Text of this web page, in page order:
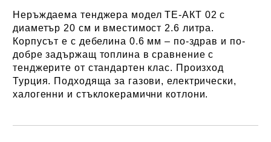
Неръждаема тенджера модел ТЕ-АКТ 02 с
диаметър 20 см и вместимост 2.6 литра.
Корпусът е с дебелина 0.6 мм – по-здрав и по-
добре задържащ топлина в сравнение с
тенджерите от стандартен клас. Произход
Турция. Подходяща за газови, електрически,
халогенни и стъклокерамични котлони.